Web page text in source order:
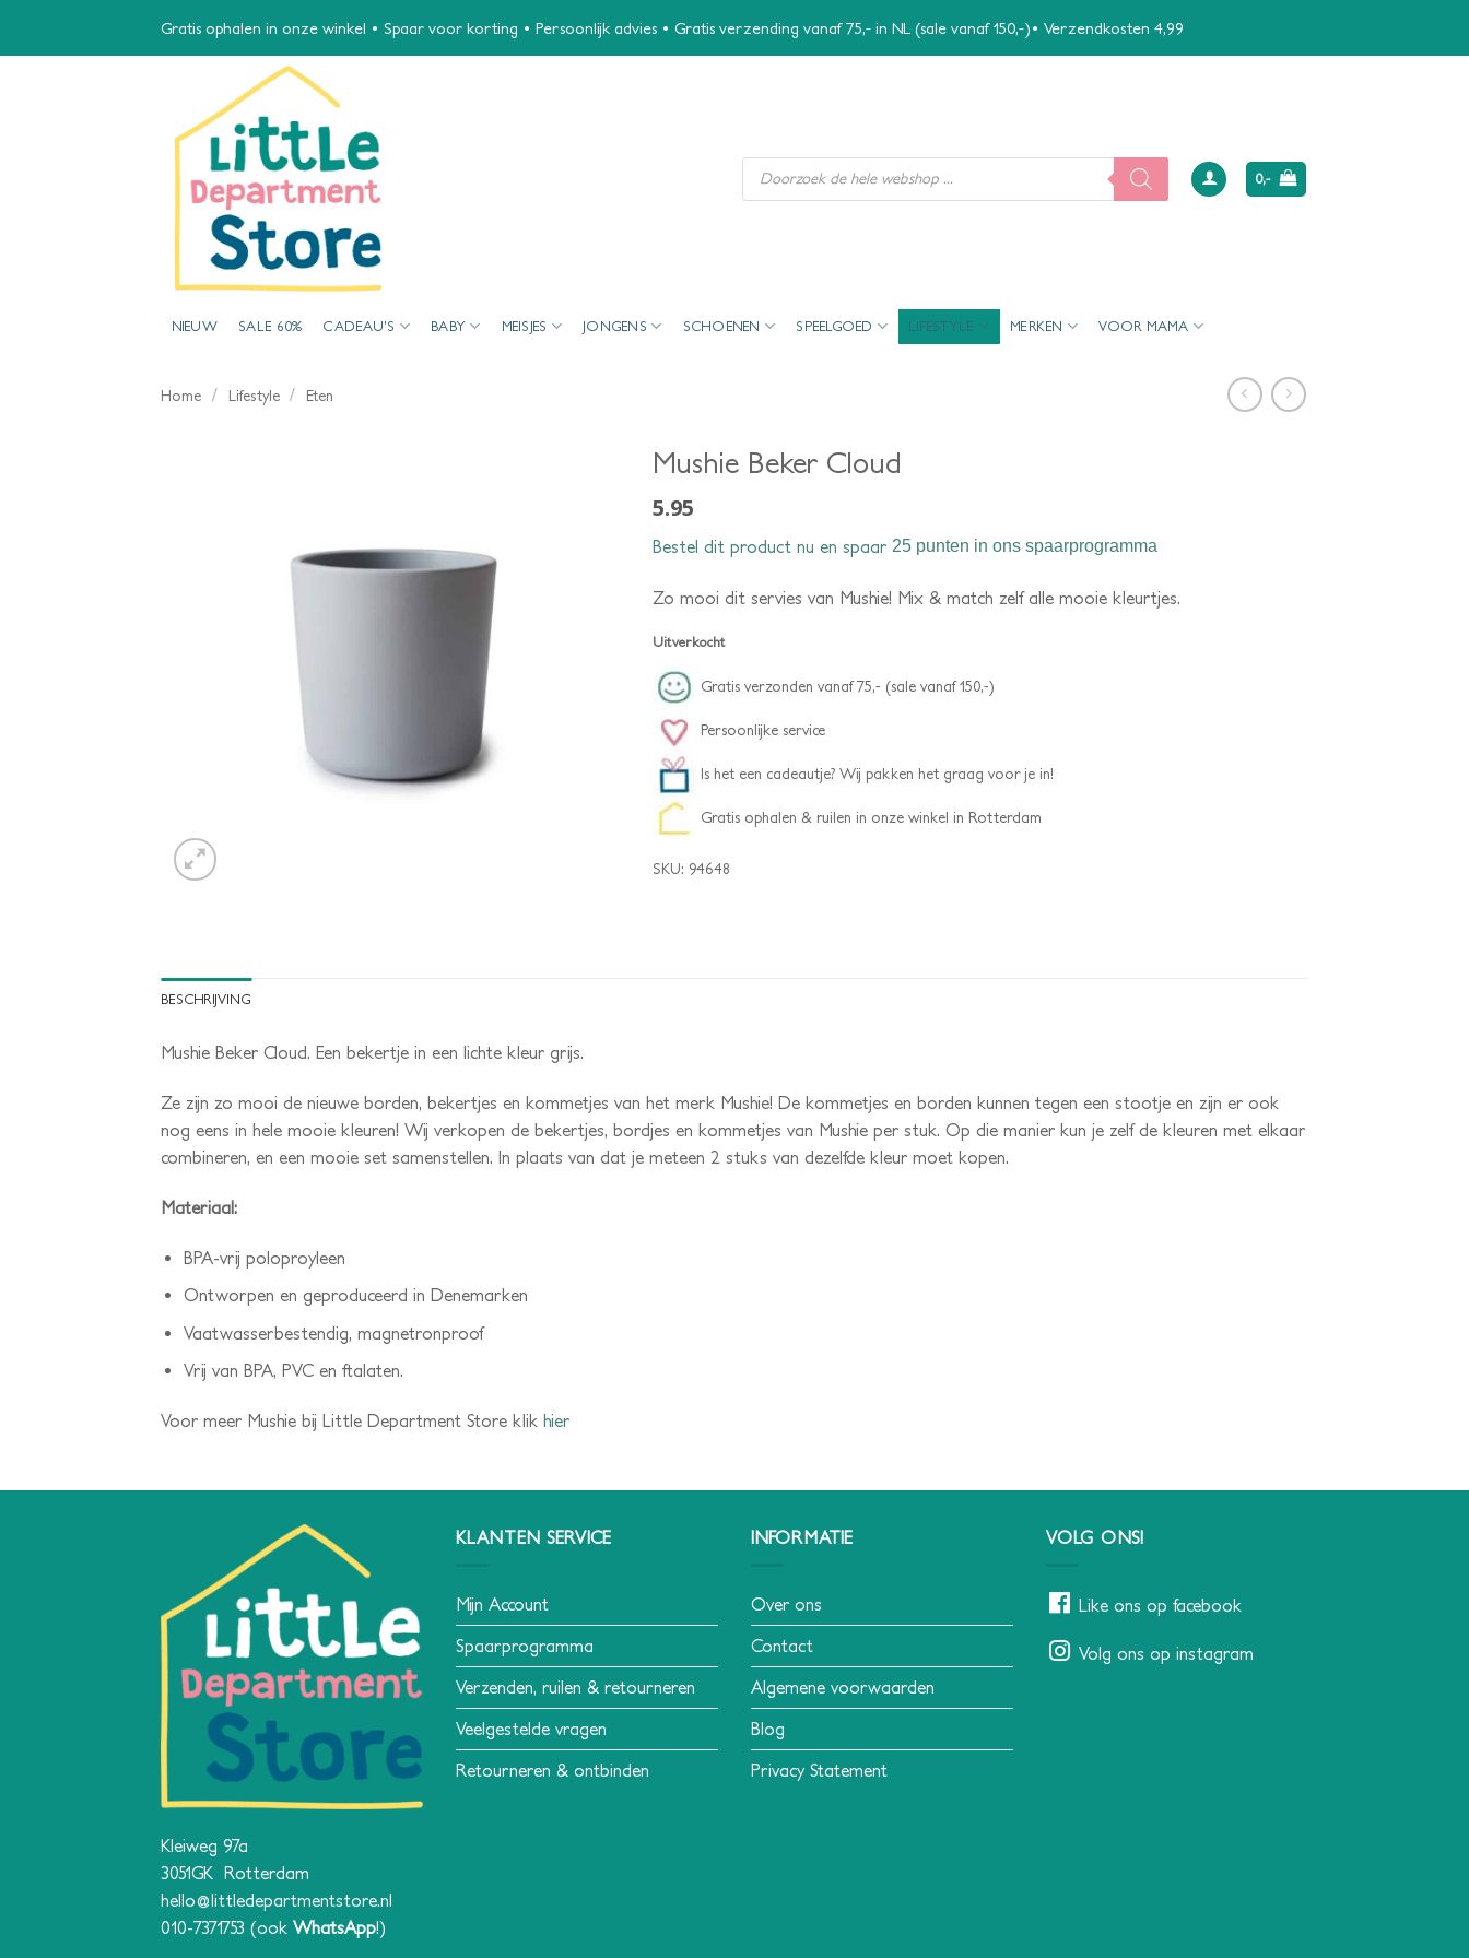
Gratis ophalen in onze winkel • Spaar voor korting • Persoonlijk advies • Gratis verzending vanaf 75,- in NL (sale vanaf 150,-)• Verzendkosten 4,99
Producten
zoeken
0,-
NIEUW SALE 60% CADEAU’S BABY MEISJES JONGENS SCHOENEN SPEELGOED LIFESTYLE MERKEN VOOR MAMA
Home / Lifestyle / Eten
Mushie Beker Cloud
5.95
Bestel dit product nu en spaar 25 punten in ons spaarprogramma
Zo mooi dit servies van Mushie! Mix & match zelf alle mooie kleurtjes.
Uitverkocht
Gratis verzonden vanaf 75,- (sale vanaf 150,-)
Persoonlijke service
Is het een cadeautje? Wij pakken het graag voor je in!
Gratis ophalen & ruilen in onze winkel in Rotterdam
SKU: 94648
BESCHRIJVING
Mushie Beker Cloud. Een bekertje in een lichte kleur grijs.
Ze zijn zo mooi de nieuwe borden, bekertjes en kommetjes van het merk Mushie! De kommetjes en borden kunnen tegen een stootje en zijn er ook
nog eens in hele mooie kleuren! Wij verkopen de bekertjes, bordjes en kommetjes van Mushie per stuk. Op die manier kun je zelf de kleuren met elkaar
combineren, en een mooie set samenstellen. In plaats van dat je meteen 2 stuks van dezelfde kleur moet kopen.
Materiaal:
BPA-vrij poloproyleen
Ontworpen en geproduceerd in Denemarken
Vaatwasserbestendig, magnetronproof
Vrij van BPA, PVC en ftalaten.
Voor meer Mushie bij Little Department Store klik hier
Kleiweg 97a
3051GK Rotterdam
hello@littledepartmentstore.nl
010-7371753 (ook WhatsApp!)
KLANTEN SERVICE
Mijn Account
Spaarprogramma
Verzenden, ruilen & retourneren
Veelgestelde vragen
Retourneren & ontbinden
INFORMATIE
Over ons
Contact
Algemene voorwaarden
Blog
Privacy Statement
VOLG ONS!
Like ons op facebook
Volg ons op instagram